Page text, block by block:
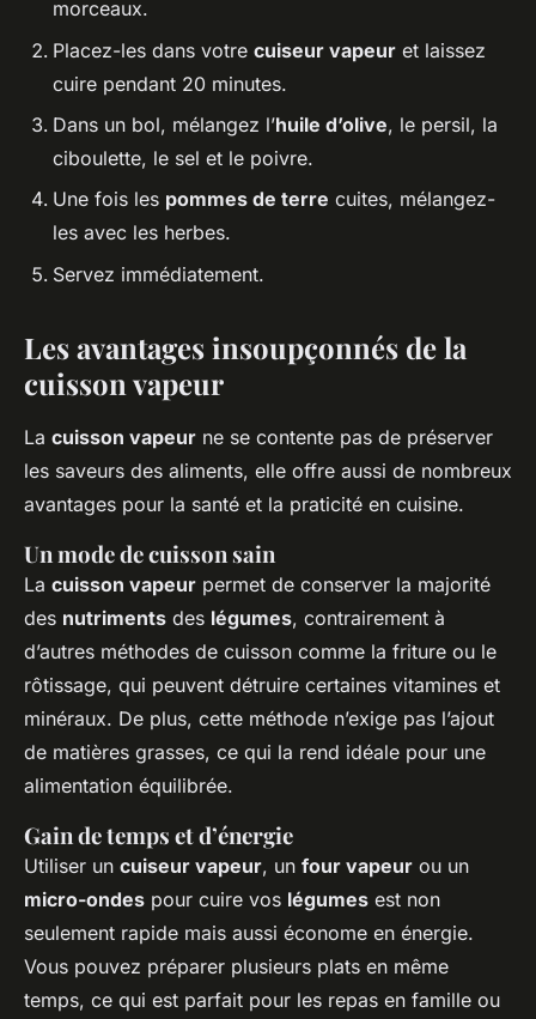
morceaux.
Placez-les dans votre cuiseur vapeur et laissez
cuire pendant 20 minutes.
Dans un bol, mélangez l’huile d’olive, le persil, la
ciboulette, le sel et le poivre.
Une fois les pommes de terre cuites, mélangez-
les avec les herbes.
Servez immédiatement.
Les avantages insoupçonnés de la
cuisson vapeur
La cuisson vapeur ne se contente pas de préserver
les saveurs des aliments, elle offre aussi de nombreux
avantages pour la santé et la praticité en cuisine.
Un mode de cuisson sain
La cuisson vapeur permet de conserver la majorité
des nutriments des légumes, contrairement à
d’autres méthodes de cuisson comme la friture ou le
rôtissage, qui peuvent détruire certaines vitamines et
minéraux. De plus, cette méthode n’exige pas l’ajout
de matières grasses, ce qui la rend idéale pour une
alimentation équilibrée.
Gain de temps et d’énergie
Utiliser un cuiseur vapeur, un four vapeur ou un
micro-ondes pour cuire vos légumes est non
seulement rapide mais aussi économe en énergie.
Vous pouvez préparer plusieurs plats en même
temps, ce qui est parfait pour les repas en famille ou